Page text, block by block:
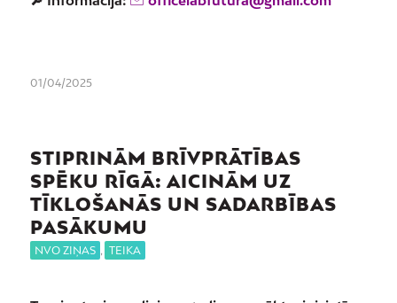
01/04/2025
STIPRINĀM BRĪVPRĀTĪBAS
SPĒKU RĪGĀ: AICINĀM UZ
TĪKLOŠANĀS UN SADARBĪBAS
PASĀKUMU
NVO ZIŅAS , TEIKA